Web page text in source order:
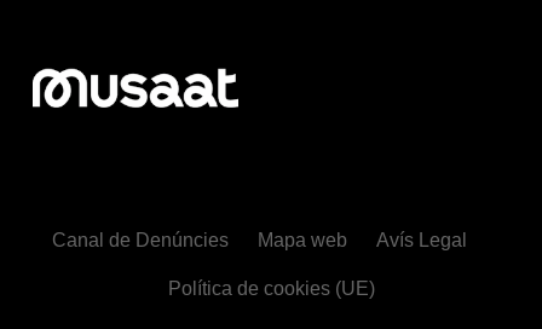
Canal de Denúncies Mapa web Avís Legal
Política de cookies (UE)